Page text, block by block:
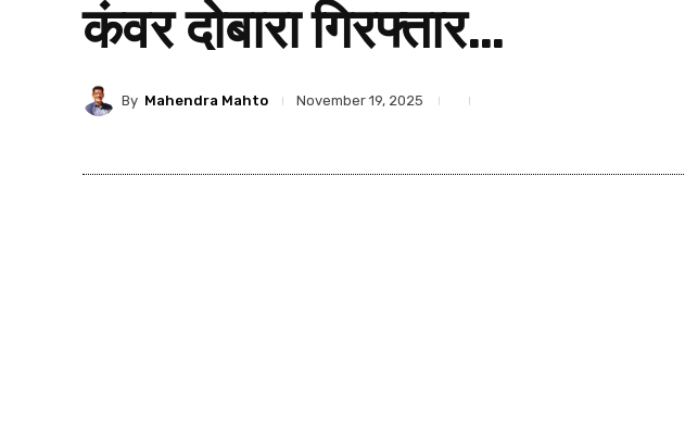
कंवर दोबारा गिरफ्तार…
By Mahendra Mahto November 19, 2025